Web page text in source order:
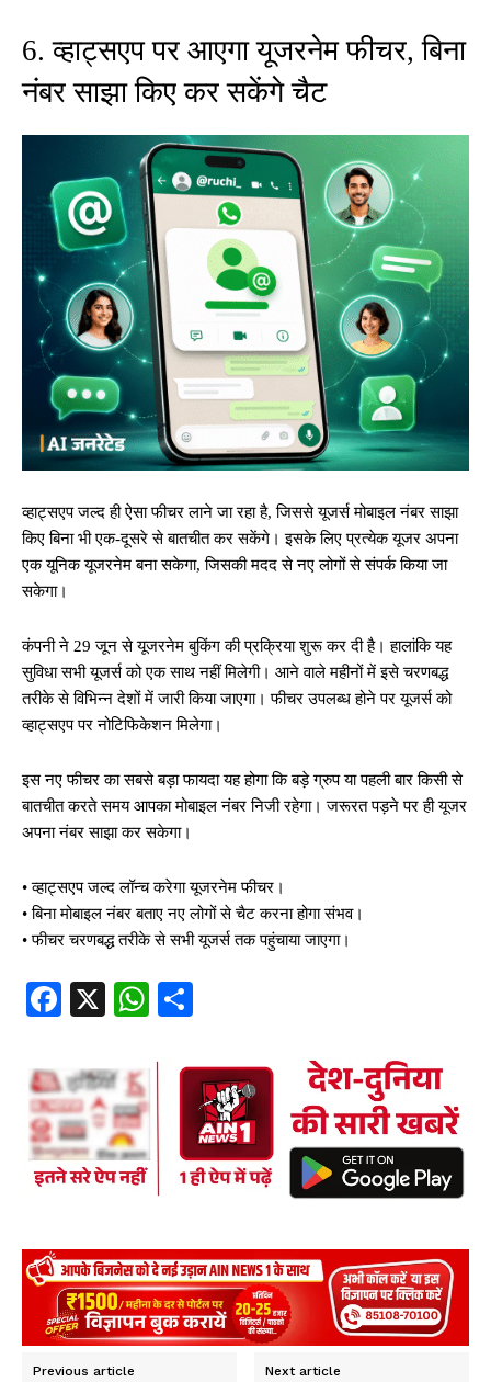
Facebook
X WhatsApp
Share
NEWS 1 App
6. व्हाट्सएप पर आएगा यूजरनेम फीचर, बिना
नंबर साझा किए कर सकेंगे चैट
व्हाट्सएप जल्द ही ऐसा फीचर लाने जा रहा है, जिससे यूजर्स मोबाइल नंबर साझा
किए बिना भी एक-दूसरे से बातचीत कर सकेंगे। इसके लिए प्रत्येक यूजर अपना
एक यूनिक यूजरनेम बना सकेगा, जिसकी मदद से नए लोगों से संपर्क किया जा
सकेगा।
कंपनी ने 29 जून से यूजरनेम बुकिंग की प्रक्रिया शुरू कर दी है। हालांकि यह
सुविधा सभी यूजर्स को एक साथ नहीं मिलेगी। आने वाले महीनों में इसे चरणबद्ध
तरीके से विभिन्न देशों में जारी किया जाएगा। फीचर उपलब्ध होने पर यूजर्स को
व्हाट्सएप पर नोटिफिकेशन मिलेगा।
इस नए फीचर का सबसे बड़ा फायदा यह होगा कि बड़े ग्रुप या पहली बार किसी से
बातचीत करते समय आपका मोबाइल नंबर निजी रहेगा। जरूरत पड़ने पर ही यूजर
अपना नंबर साझा कर सकेगा।
• व्हाट्सएप जल्द लॉन्च करेगा यूजरनेम फीचर।
• बिना मोबाइल नंबर बताए नए लोगों से चैट करना होगा संभव।
• फीचर चरणबद्ध तरीके से सभी यूजर्स तक पहुंचाया जाएगा।
Fa
bo
ok
X
W
ts
A
pp
re
Previous article Next article